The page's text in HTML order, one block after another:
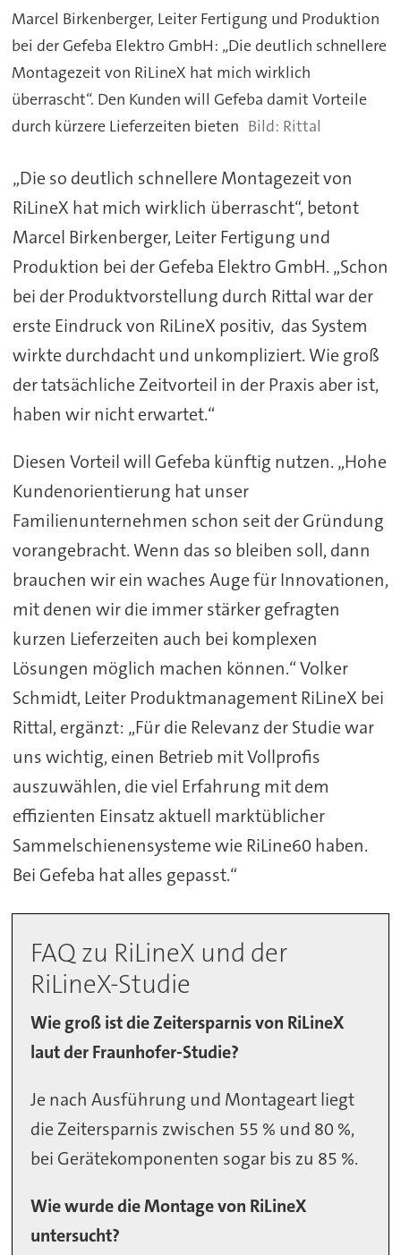
Marcel Birkenberger, Leiter Fertigung und Produktion
bei der Gefeba Elektro GmbH: „Die deutlich schnellere
Montagezeit von RiLineX hat mich wirklich
überrascht“. Den Kunden will Gefeba damit Vorteile
durch kürzere Lieferzeiten bieten
Rittal
„Die so deutlich schnellere Montagezeit von
RiLineX hat mich wirklich überrascht“, betont
Marcel Birkenberger, Leiter Fertigung und
Produktion bei der Gefeba Elektro GmbH. „Schon
bei der Produktvorstellung durch Rittal war der
erste Eindruck von RiLineX positiv, das System
wirkte durchdacht und unkompliziert. Wie groß
der tatsächliche Zeitvorteil in der Praxis aber ist,
haben wir nicht erwartet.“
Diesen Vorteil will Gefeba künftig nutzen. „Hohe
Kundenorientierung hat unser
Familienunternehmen schon seit der Gründung
vorangebracht. Wenn das so bleiben soll, dann
brauchen wir ein waches Auge für Innovationen,
mit denen wir die immer stärker gefragten
kurzen Lieferzeiten auch bei komplexen
Lösungen möglich machen können.“ Volker
Schmidt, Leiter Produktmanagement RiLineX bei
Rittal, ergänzt: „Für die Relevanz der Studie war
uns wichtig, einen Betrieb mit Vollprofis
auszuwählen, die viel Erfahrung mit dem
effizienten Einsatz aktuell marktüblicher
Sammelschienensysteme wie RiLine60 haben.
Bei Gefeba hat alles gepasst.“
FAQ zu RiLineX und der
RiLineX-Studie
Wie groß ist die Zeitersparnis von RiLineX
laut der Fraunhofer-Studie?
Je nach Ausführung und Montageart liegt
die Zeitersparnis zwischen 55 % und 80 %,
bei Gerätekomponenten sogar bis zu 85 %.
Wie wurde die Montage von RiLineX
untersucht?